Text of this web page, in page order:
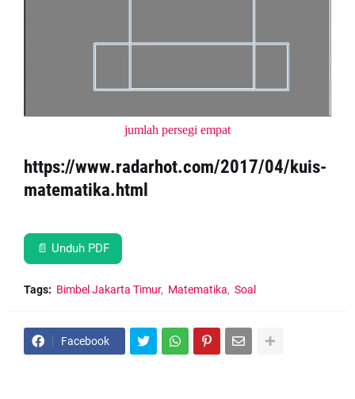
jumlah persegi empat
https://www.radarhot.com/2017/04/kuis-
matematika.html
📄 Unduh PDF
Tags: Bimbel Jakarta Timur Matematika Soal
Facebook